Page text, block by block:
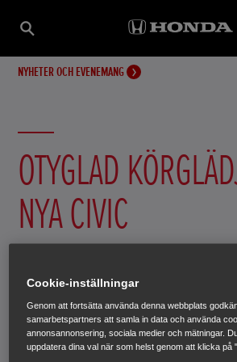
NYHETER OCH EVENEMANG
OTYGLAD
NYA CIVIC
generationen som lanseras i mars
inte bara en helt ny konstruktion från
genomgått det största
enstaka modell i företagets historia.
Cookie-inställningar
Genom att fortsätta använda denna webbplats
samarbetspartners att samla in data och använda
annonsannonsering, sociala medier och mätningar.
uppdatera dina val när som helst genom att klicka på